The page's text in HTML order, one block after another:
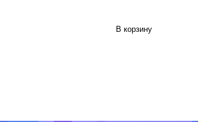
В корзину